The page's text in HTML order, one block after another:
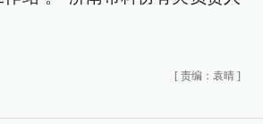
[ 责编：袁晴 ]